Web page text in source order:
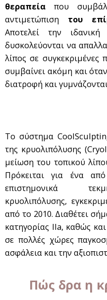
θεραπεία που
αντιμετώπιση του
Αποτελεί την
δυσκολεύονται να
λίπος σε συγκεκριμένες
συμβαίνει ακόμη και
διατροφή και
Το σύστημα
της κρυολιπόλυσης
μείωση του τοπικού
Πρόκειται για ένα
επιστημονικά
κρυολιπόλυσης,
από το 2010. Διαθέτει
κατηγορίας IIa, καθώς και
σε πολλές χώρες
ασφάλεια και την
Πώς δρα η